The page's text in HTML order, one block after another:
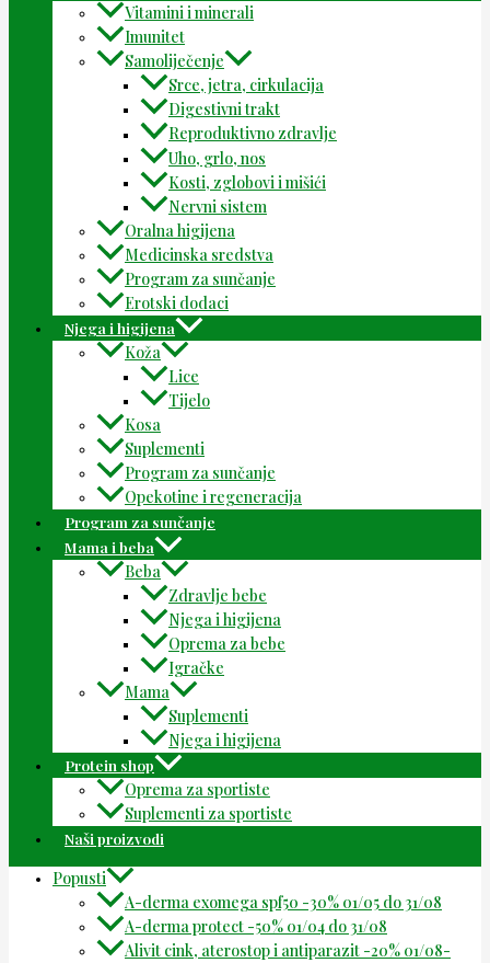
Vitamini i minerali
Imunitet
Samoliječenje
Srce, jetra, cirkulacija
Digestivni trakt
Reproduktivno zdravlje
Uho, grlo, nos
Kosti, zglobovi i mišići
Nervni sistem
Oralna higijena
Medicinska sredstva
Program za sunčanje
Erotski dodaci
Njega i higijena
Koža
Lice
Tijelo
Kosa
Suplementi
Program za sunčanje
Opekotine i regeneracija
Program za sunčanje
Mama i beba
Beba
Zdravlje bebe
Njega i higijena
Oprema za bebe
Igračke
Mama
Suplementi
Njega i higijena
Protein shop
Oprema za sportiste
Suplementi za sportiste
Naši proizvodi
Popusti
A-derma exomega spf50 -30% 01/05 do 31/08
A-derma protect -50% 01/04 do 31/08
Alivit cink, aterostop i antiparazit -20% 01/08-